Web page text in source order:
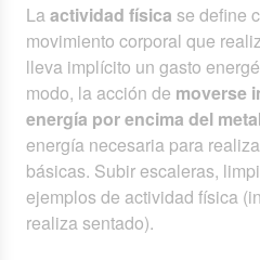
Laactividad físicase define
movimiento corporal que
lleva implícito un gasto
modo, la acción de moverse
energía por encima del
energía necesaria para
básicas. Subir escaleras,
ejemplos de actividad física
realiza sentado).